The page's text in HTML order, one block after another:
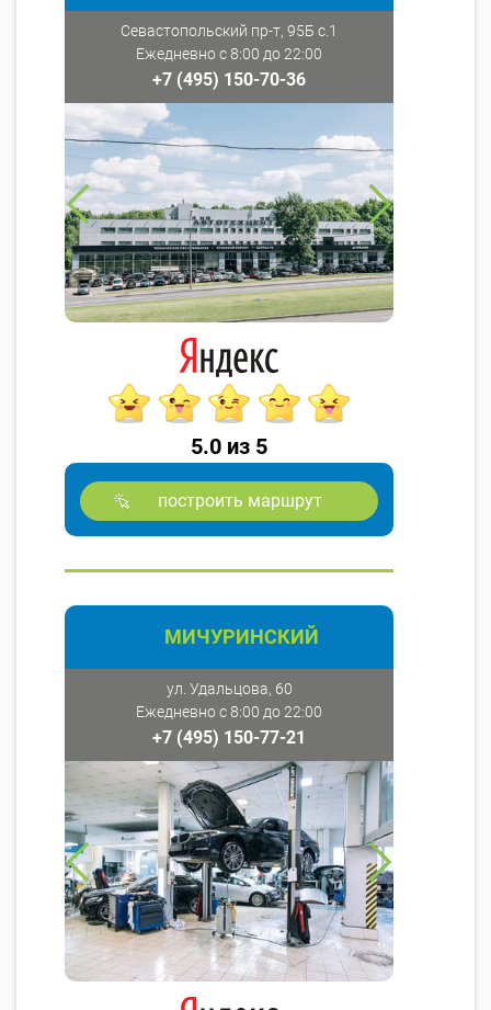
Севастопольский пр-т, 95Б с.1
Ежедневно с 8:00 до 22:00
+7 (495) 150-70-36
5.0 из 5
построить маршрут
МИЧУРИНСКИЙ
ул. Удальцова, 60
Ежедневно с 8:00 до 22:00
+7 (495) 150-77-21